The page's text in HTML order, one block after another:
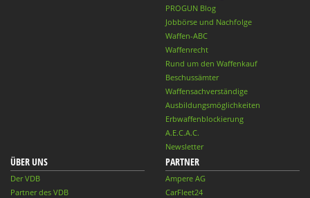
PROGUN Blog
Jobbörse und Nachfolge
Waffen-ABC
Waffenrecht
Rund um den Waffenkauf
Beschussämter
Waffensachverständige
Ausbildungsmöglichkeiten
Erbwaffenblockierung
A.E.C.A.C.
Newsletter
ÜBER UNS
Der VDB
Partner des VDB
PARTNER
Ampere AG
CarFleet24